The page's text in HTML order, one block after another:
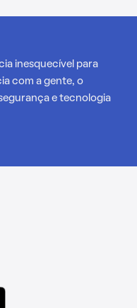
inesquecível para
com a gente, o
e tecnologia